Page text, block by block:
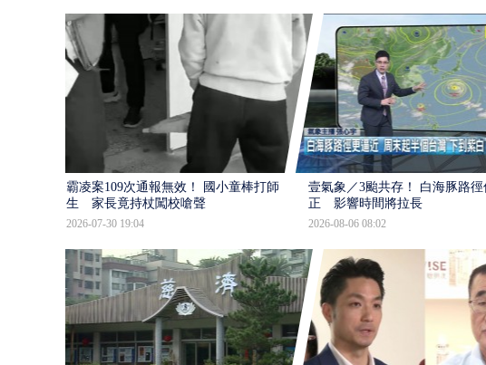
霸凌案109次通報無效！ 國小童棒打師
生 家長竟持杖闖校嗆聲
2026-07-30 19:04
壹氣象／3颱共存！ 白海豚路徑
正 影響時間將拉長
2026-08-06 08:02